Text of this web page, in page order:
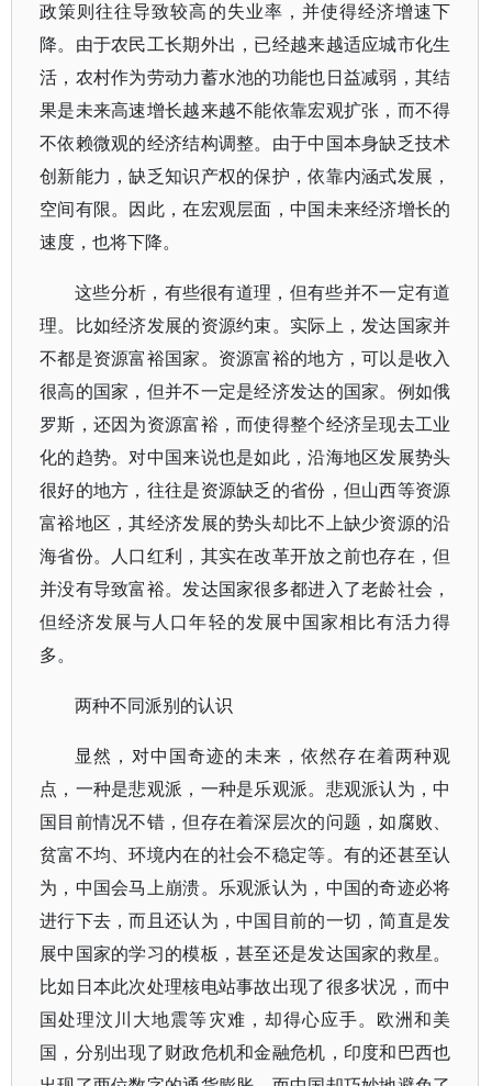
政策则往往导致较高的失业率，并使得经济增速下
降。由于农民工长期外出，已经越来越适应城市化生
活，农村作为劳动力蓄水池的功能也日益减弱，其结
果是未来高速增长越来越不能依靠宏观扩张，而不得
不依赖微观的经济结构调整。由于中国本身缺乏技术
创新能力，缺乏知识产权的保护，依靠内涵式发展，
空间有限。因此，在宏观层面，中国未来经济增长的
速度，也将下降。
这些分析，有些很有道理，但有些并不一定有道
理。比如经济发展的资源约束。实际上，发达国家并
不都是资源富裕国家。资源富裕的地方，可以是收入
很高的国家，但并不一定是经济发达的国家。例如俄
罗斯，还因为资源富裕，而使得整个经济呈现去工业
化的趋势。对中国来说也是如此，沿海地区发展势头
很好的地方，往往是资源缺乏的省份，但山西等资源
富裕地区，其经济发展的势头却比不上缺少资源的沿
海省份。人口红利，其实在改革开放之前也存在，但
并没有导致富裕。发达国家很多都进入了老龄社会，
但经济发展与人口年轻的发展中国家相比有活力得
多。
两种不同派别的认识
显然，对中国奇迹的未来，依然存在着两种观
点，一种是悲观派，一种是乐观派。悲观派认为，中
国目前情况不错，但存在着深层次的问题，如腐败、
贫富不均、环境内在的社会不稳定等。有的还甚至认
为，中国会马上崩溃。乐观派认为，中国的奇迹必将
进行下去，而且还认为，中国目前的一切，简直是发
展中国家的学习的模板，甚至还是发达国家的救星。
比如日本此次处理核电站事故出现了很多状况，而中
国处理汶川大地震等灾难，却得心应手。欧洲和美
国，分别出现了财政危机和金融危机，印度和巴西也